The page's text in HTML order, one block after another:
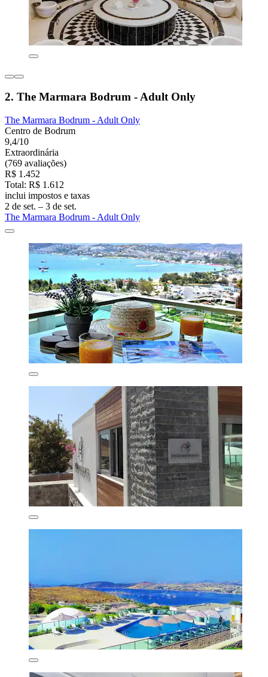
2. The Marmara Bodrum - Adult Only
The Marmara Bodrum - Adult Only
Centro de Bodrum
9,4/10
Extraordinária
(769 avaliações)
R$ 1.452
Total: R$ 1.612
inclui impostos e taxas
2 de set. – 3 de set.
The Marmara Bodrum - Adult Only